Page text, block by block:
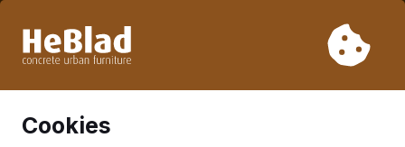
Woche 33 nicht. Bitte berücksichtigen Sie daher längere
Cookies